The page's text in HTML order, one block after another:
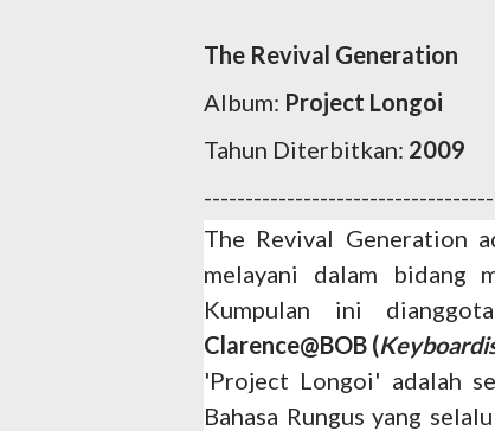
The Revival Generation
Album: Project Longoi
Tahun Diterbitkan: 2009
The Revival Generation
melayani dalam bidang
Kumpulan ini
Clarence@BOB (
'Project Longoi' adalah
Bahasa Rungus yang